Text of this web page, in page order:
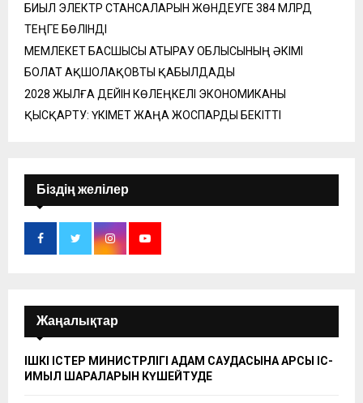
БИЫЛ ЭЛЕКТР СТАНСАЛАРЫН ЖӨНДЕУГЕ 384 МЛРД
ТЕҢГЕ БӨЛІНДІ
МЕМЛЕКЕТ БАСШЫСЫ АТЫРАУ ОБЛЫСЫНЫҢ ӘКІМІ
БОЛАТ АҚШОЛАҚОВТЫ ҚАБЫЛДАДЫ
2028 ЖЫЛҒА ДЕЙІН КӨЛЕҢКЕЛІ ЭКОНОМИКАНЫ
ҚЫСҚАРТУ: ҮКІМЕТ ЖАҢА ЖОСПАРДЫ БЕКІТТІ
Біздің желілер
Жаңалықтар
ІШКІ ІСТЕР МИНИСТРЛІГІ АДАМ САУДАСЫНА ҚАРСЫ ІС-
ҚИМЫЛ ШАРАЛАРЫН КҮШЕЙТУДЕ